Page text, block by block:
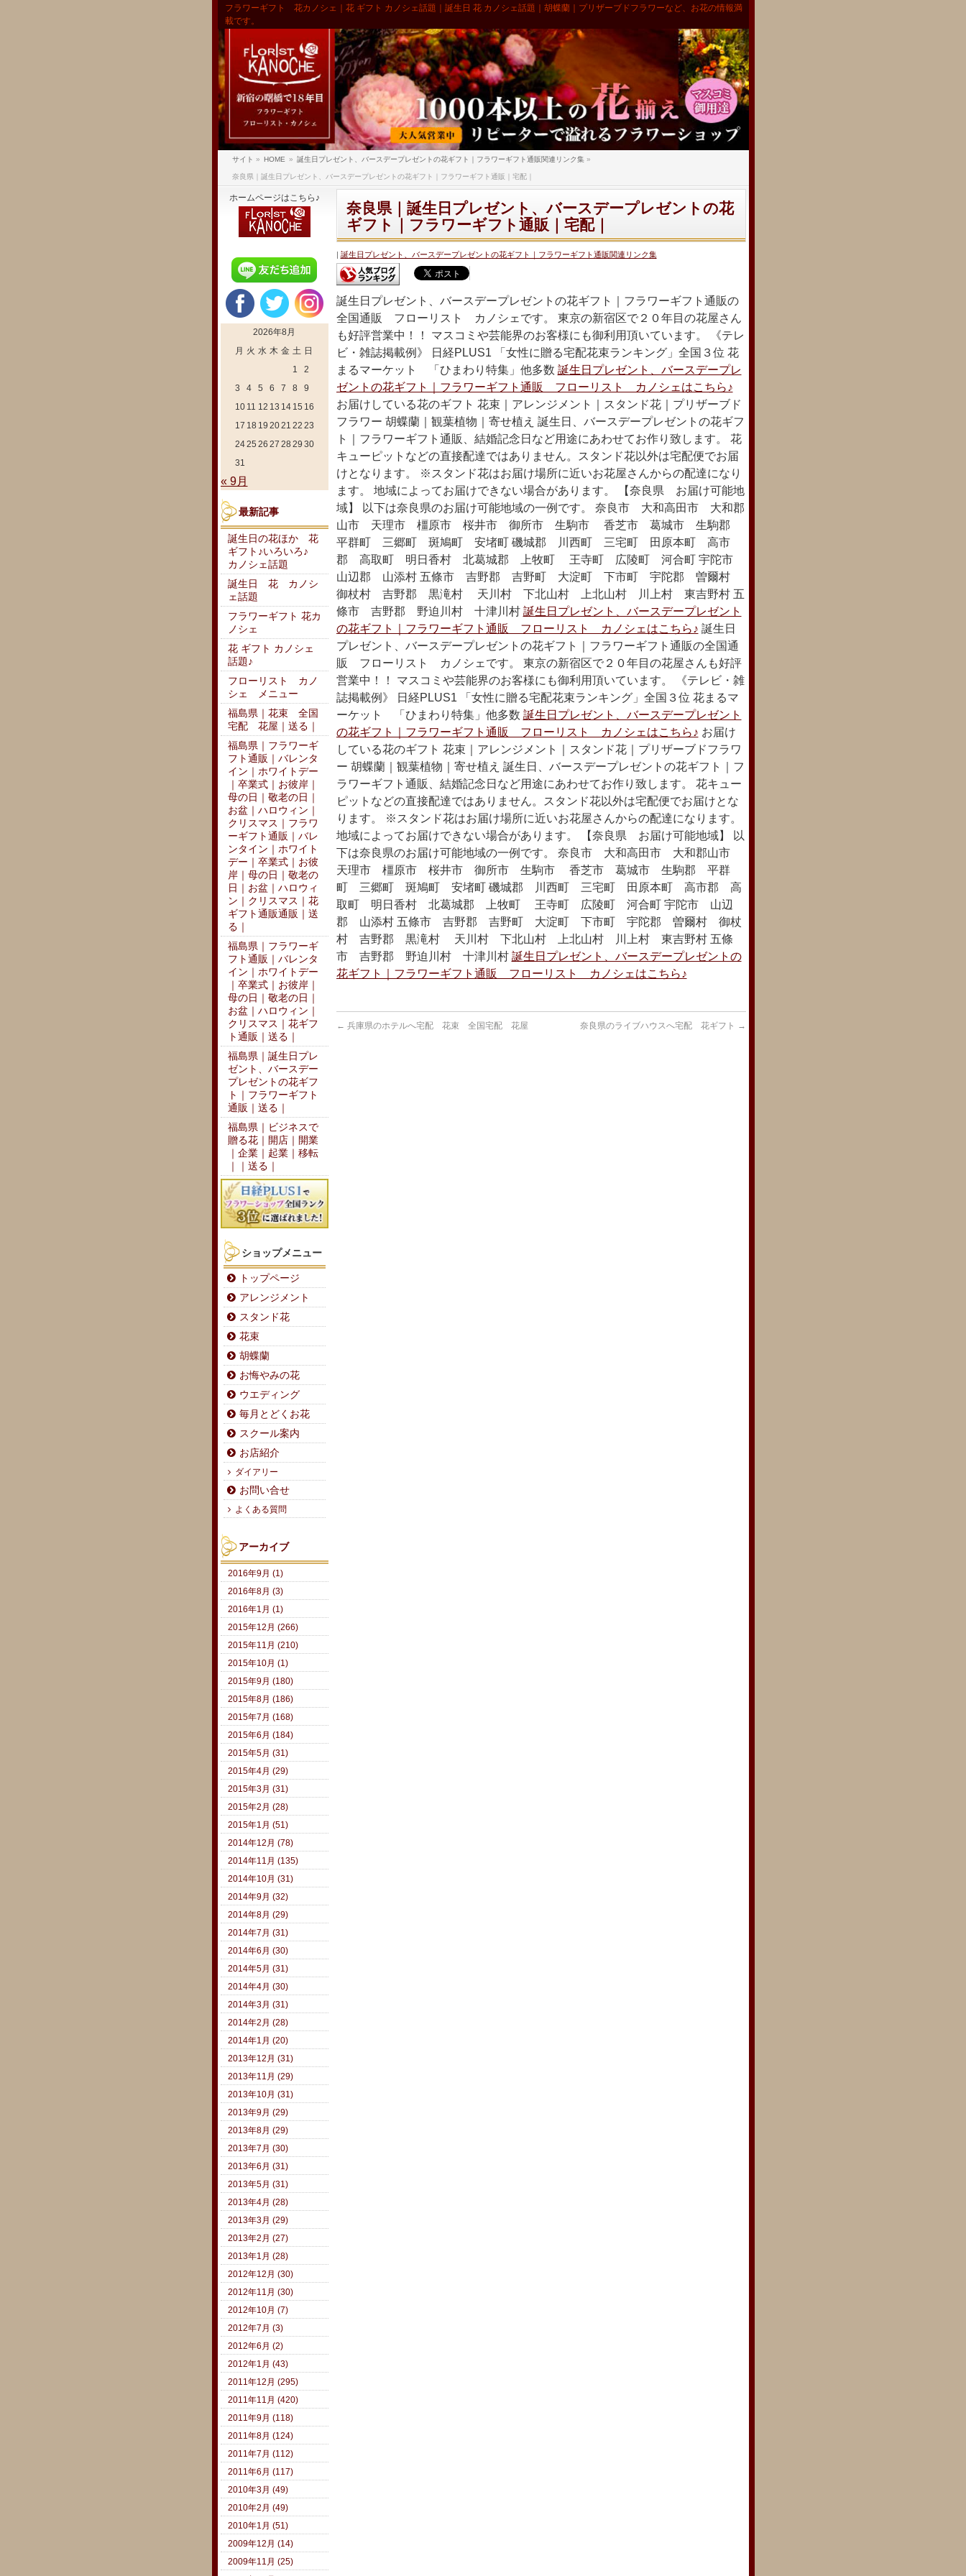
フラワーギフト 花カノシェ｜花 ギフト カノシェ話題｜誕生日 花 カノシェ話題｜胡蝶蘭｜プリザーブドフラワーなど、お花の情報満
載です。
サイト » HOME » 誕生日プレゼント、バースデープレゼントの花ギフト｜フラワーギフト通販関連リンク集»
奈良県｜誕生日プレゼント、バースデープレゼントの花ギフト｜フラワーギフト通販｜宅配｜
奈良県｜誕生日プレゼント、バースデープレゼントの花
ギフト｜フラワーギフト通販｜宅配｜
誕生日プレゼント、バースデープレゼントの花ギフト｜フラワーギフト通販関連リンク集
誕生日プレゼント、バースデープレゼントの花ギフト｜フラワーギフト通販の
全国通販 フローリスト カノシェです。 東京の新宿区で２０年目の花屋さん
も好評営業中！！ マスコミや芸能界のお客様にも御利用頂いています。 《テレ
ビ・雑誌掲載例》 日経PLUS1 「女性に贈る宅配花束ランキング」全国３位 花
まるマーケット 「ひまわり特集」他多数 誕生日プレゼント、バースデープレ
ゼントの花ギフト｜フラワーギフト通販 フローリスト カノシェはこちら♪
お届けしている花のギフト 花束｜アレンジメント｜スタンド花｜プリザーブド
フラワー 胡蝶蘭｜観葉植物｜寄せ植え 誕生日、バースデープレゼントの花ギフ
ト｜フラワーギフト通販、結婚記念日など用途にあわせてお作り致します。 花
キューピットなどの直接配達ではありません。スタンド花以外は宅配便でお届
けとなります。 ※スタンド花はお届け場所に近いお花屋さんからの配達になり
ます。 地域によってお届けできない場合があります。 【奈良県 お届け可能地
域】 以下は奈良県のお届け可能地域の一例です。 奈良市 大和高田市 大和郡
山市 天理市 橿原市 桜井市 御所市 生駒市 香芝市 葛城市 生駒郡
平群町 三郷町 斑鳩町 安堵町 磯城郡 川西町 三宅町 田原本町 高市
郡 高取町 明日香村 北葛城郡 上牧町 王寺町 広陵町 河合町 宇陀市
山辺郡 山添村 五條市 吉野郡 吉野町 大淀町 下市町 宇陀郡 曽爾村
御杖村 吉野郡 黒滝村 天川村 下北山村 上北山村 川上村 東吉野村 五
條市 吉野郡 野迫川村 十津川村 誕生日プレゼント、バースデープレゼント
の花ギフト｜フラワーギフト通販 フローリスト カノシェはこちら♪ 誕生日
プレゼント、バースデープレゼントの花ギフト｜フラワーギフト通販の全国通
販 フローリスト カノシェです。 東京の新宿区で２０年目の花屋さんも好評
営業中！！ マスコミや芸能界のお客様にも御利用頂いています。 《テレビ・雑
誌掲載例》 日経PLUS1 「女性に贈る宅配花束ランキング」全国３位 花まるマ
ーケット 「ひまわり特集」他多数 誕生日プレゼント、バースデープレゼント
の花ギフト｜フラワーギフト通販 フローリスト カノシェはこちら♪ お届け
している花のギフト 花束｜アレンジメント｜スタンド花｜プリザーブドフラワ
ー 胡蝶蘭｜観葉植物｜寄せ植え 誕生日、バースデープレゼントの花ギフト｜フ
ラワーギフト通販、結婚記念日など用途にあわせてお作り致します。 花キュー
ピットなどの直接配達ではありません。スタンド花以外は宅配便でお届けとな
ります。 ※スタンド花はお届け場所に近いお花屋さんからの配達になります。
地域によってお届けできない場合があります。 【奈良県 お届け可能地域】 以
下は奈良県のお届け可能地域の一例です。 奈良市 大和高田市 大和郡山市
天理市 橿原市 桜井市 御所市 生駒市 香芝市 葛城市 生駒郡 平群
町 三郷町 斑鳩町 安堵町 磯城郡 川西町 三宅町 田原本町 高市郡 高
取町 明日香村 北葛城郡 上牧町 王寺町 広陵町 河合町 宇陀市 山辺
郡 山添村 五條市 吉野郡 吉野町 大淀町 下市町 宇陀郡 曽爾村 御杖
村 吉野郡 黒滝村 天川村 下北山村 上北山村 川上村 東吉野村 五條
市 吉野郡 野迫川村 十津川村 誕生日プレゼント、バースデープレゼントの
花ギフト｜フラワーギフト通販 フローリスト カノシェはこちら♪
← 兵庫県のホテルへ宅配 花束 全国宅配 花屋 奈良県のライブハウスへ宅配 花ギフト →
ホームページはこちら♪
2026年8月
月 火 水 木 金 土 日
1
2
3
4 5 6 7 8
9
10 11 12 13 14 15 16
17 18 19 2021 22 23
2425 26 27 28 29 30
31
« 9月
最新記事
誕生日の花ほか 花
ギフト♪いろいろ♪
カノシェ話題
誕生日 花 カノシ
ェ話題
フラワーギフト 花カ
ノシェ
花 ギフト カノシェ
話題♪
フローリスト カノ
シェ メニュー
福島県｜花束 全国
宅配 花屋｜送る｜
福島県｜フラワーギ
フト通販｜バレンタ
イン｜ホワイトデー
｜卒業式｜お彼岸｜
母の日｜敬老の日｜
お盆｜ハロウィン｜
クリスマス｜フラワ
ーギフト通販｜バレ
ンタイン｜ホワイト
デー｜卒業式｜お彼
岸｜母の日｜敬老の
日｜お盆｜ハロウィ
ン｜クリスマス｜花
ギフト通販通販｜送
る｜
福島県｜フラワーギ
フト通販｜バレンタ
イン｜ホワイトデー
｜卒業式｜お彼岸｜
母の日｜敬老の日｜
お盆｜ハロウィン｜
クリスマス｜花ギフ
ト通販｜送る｜
福島県｜誕生日プレ
ゼント、バースデー
プレゼントの花ギフ
ト｜フラワーギフト
通販｜送る｜
福島県｜ビジネスで
贈る花｜開店｜開業
｜企業｜起業｜移転
｜｜送る｜
ショップメニュー
トップページ
アレンジメント
スタンド花
花束
胡蝶蘭
お悔やみの花
ウエディング
毎月とどくお花
スクール案内
お店紹介
ダイアリー
お問い合せ
よくある質問
アーカイブ
2016年9月 (1)
2016年8月 (3)
2016年1月 (1)
2015年12月 (266)
2015年11月 (210)
2015年10月 (1)
2015年9月 (180)
2015年8月 (186)
2015年7月 (168)
2015年6月 (184)
2015年5月 (31)
2015年4月 (29)
2015年3月 (31)
2015年2月 (28)
2015年1月 (51)
2014年12月 (78)
2014年11月 (135)
2014年10月 (31)
2014年9月 (32)
2014年8月 (29)
2014年7月 (31)
2014年6月 (30)
2014年5月 (31)
2014年4月 (30)
2014年3月 (31)
2014年2月 (28)
2014年1月 (20)
2013年12月 (31)
2013年11月 (29)
2013年10月 (31)
2013年9月 (29)
2013年8月 (29)
2013年7月 (30)
2013年6月 (31)
2013年5月 (31)
2013年4月 (28)
2013年3月 (29)
2013年2月 (27)
2013年1月 (28)
2012年12月 (30)
2012年11月 (30)
2012年10月 (7)
2012年7月 (3)
2012年6月 (2)
2012年1月 (43)
2011年12月 (295)
2011年11月 (420)
2011年9月 (118)
2011年8月 (124)
2011年7月 (112)
2011年6月 (117)
2010年3月 (49)
2010年2月 (49)
2010年1月 (51)
2009年12月 (14)
2009年11月 (25)